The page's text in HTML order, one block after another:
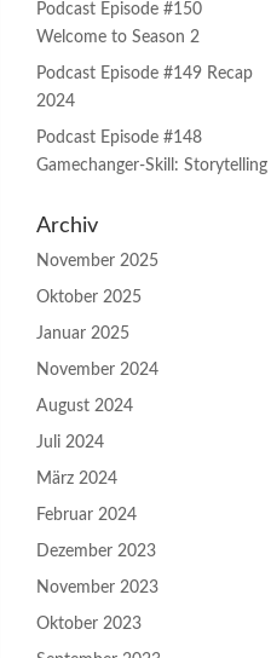
Podcast Episode #150
Welcome to Season 2
Podcast Episode #149 Recap
2024
Podcast Episode #148
Gamechanger-Skill: Storytelling
Archiv
November 2025
Oktober 2025
Januar 2025
November 2024
August 2024
Juli 2024
März 2024
Februar 2024
Dezember 2023
November 2023
Oktober 2023